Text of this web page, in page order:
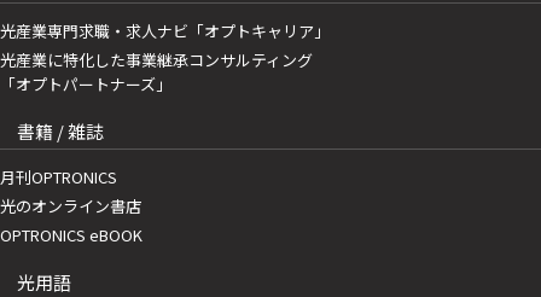
光産業専門求職・求人ナビ「オプトキャリア」
光産業に特化した事業継承コンサルティング
「オプトパートナーズ」
書籍 / 雑誌
月刊OPTRONICS
光のオンライン書店
OPTRONICS eBOOK
光用語